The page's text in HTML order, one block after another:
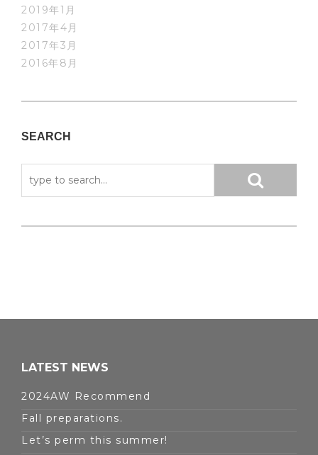
2019年1月
2017年4月
2017年3月
2016年8月
SEARCH
LATEST NEWS
2024AW Recommend
Fall preparations.
Let’s perm this summer!